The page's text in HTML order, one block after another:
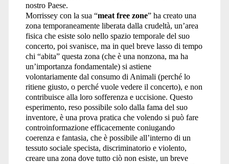
nostro Paese.
Morrissey con la sua “meat free zone” ha creato una
zona temporaneamente liberata dalla crudeltà, un’area
fisica che esiste solo nello spazio temporale del suo
concerto, poi svanisce, ma in quel breve lasso di tempo
chi “abita” questa zona (che è una nonzona, ma ha
un’importanza fondamentale) si astiene
volontariamente dal consumo di Animali (perché lo
ritiene giusto, o perché vuole vedere il concerto), e non
contribuisce alla loro sofferenza e uccisione. Questo
esperimento, reso possibile solo dalla fama del suo
inventore, è una prova pratica che volendo si può fare
controinformazione efficacemente coniugando
coerenza e fantasia, che è possibile all’interno di un
tessuto sociale specista, discriminatorio e violento,
creare una zona dove tutto ciò non esiste, un breve